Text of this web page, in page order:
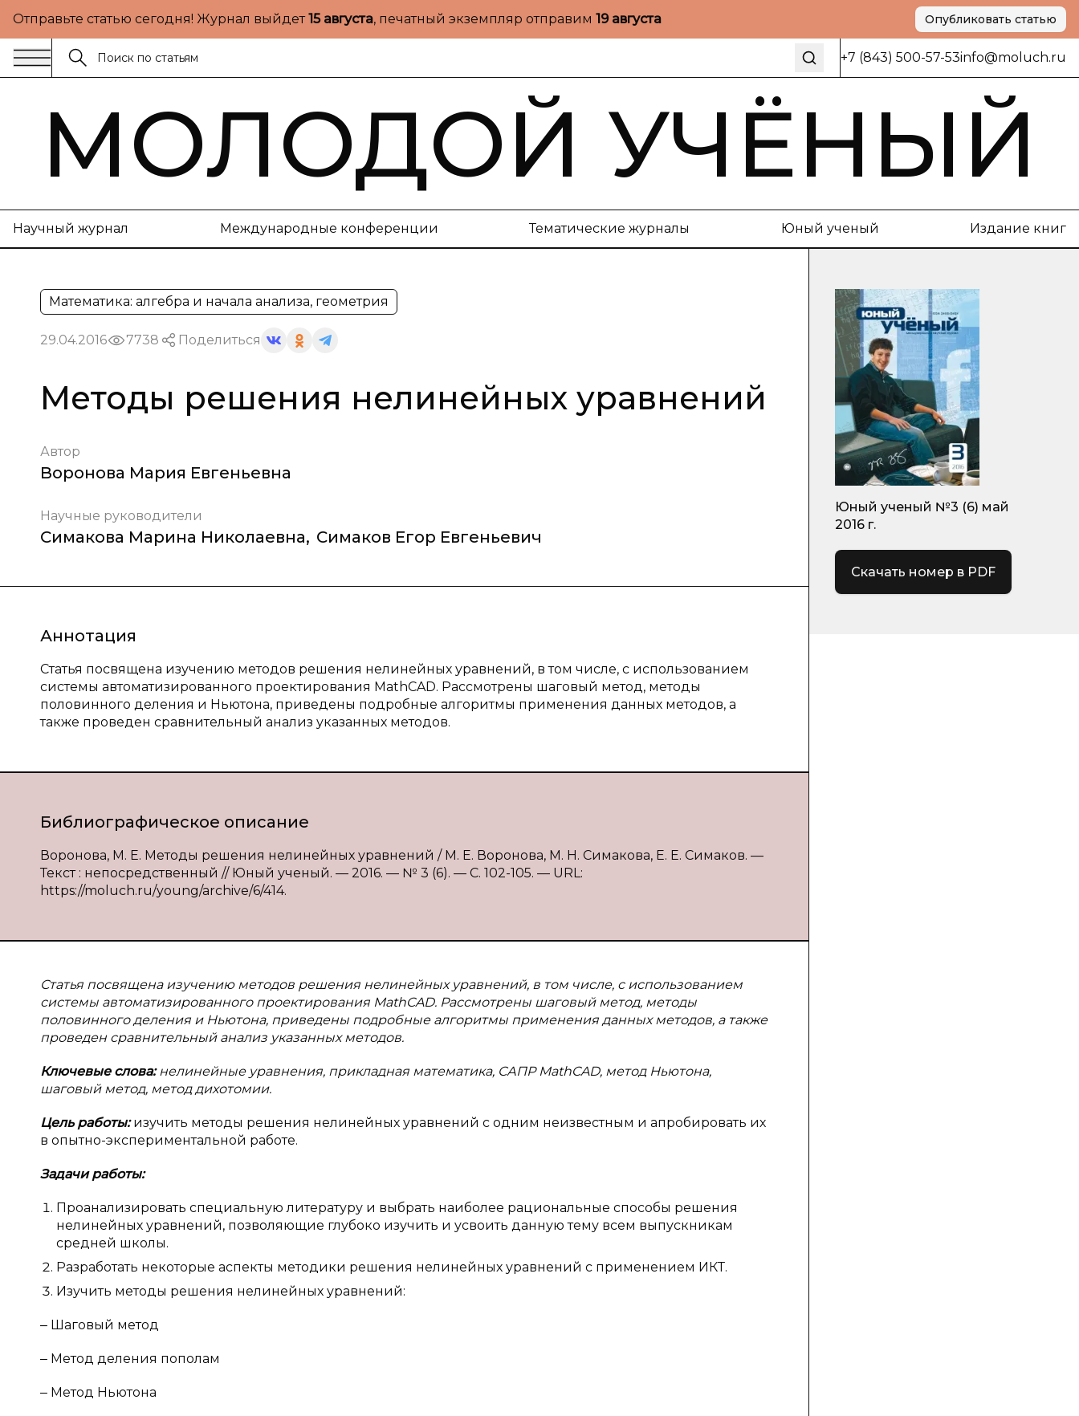
Отправьте статью сегодня! Журнал выйдет15 августа, печатный экземпляр отправим 19 августа Опубликовать статью
+7 (843) 500-57-53info@moluch.ru
МОЛОДОЙ УЧЁНЫЙ
Научный журнал Международные конференции Тематические журналы Юный ученый Издание книг
Математика: алгебра и начала анализа, геометрия
29.04.2016 7738 Поделиться
Методы решения нелинейных уравнений
Автор
Воронова Мария Евгеньевна
Научные руководители
Симакова Марина Николаевна, Симаков Егор Евгеньевич
Аннотация
Статья посвящена изучению методов решения нелинейных уравнений, в том числе, с использованием
системы автоматизированного проектирования MathCAD. Рассмотрены шаговый метод, методы
половинного деления и Ньютона, приведены подробные алгоритмы применения данных методов, а
также проведен сравнительный анализ указанных методов.
Библиографическое описание
Воронова, М. Е. Методы решения нелинейных уравнений / М. Е. Воронова, М. Н. Симакова, Е. Е. Симаков. —
Текст : непосредственный // Юный ученый. — 2016. — № 3 (6). — С. 102-105. — URL:
https://moluch.ru/young/archive/6/414.
Статья посвящена изучению методов решения нелинейных уравнений, в том числе, с использованием
системы автоматизированного проектирования MathCAD. Рассмотрены шаговый метод, методы
половинного деления и Ньютона, приведены подробные алгоритмы применения данных методов, а также
проведен сравнительный анализ указанных методов.
Ключевые слова:нелинейные уравнения, прикладная математика, САПР MathCAD, метод Ньютона,
шаговый метод, метод дихотомии.
Цель работы:изучить методы решения нелинейных уравнений с одним неизвестным и апробировать их
в опытно-экспериментальной работе.
Задачи работы:
Проанализировать специальную литературу и выбрать наиболее рациональные способы решения
нелинейных уравнений, позволяющие глубоко изучить и усвоить данную тему всем выпускникам
средней школы.
Разработать некоторые аспекты методики решения нелинейных уравнений с применением ИКТ.
Изучить методы решения нелинейных уравнений:
‒ Шаговый метод
‒ Метод деления пополам
‒ Метод Ньютона
Юный ученый №3 (6) май
2016 г.
Скачать номер в PDF